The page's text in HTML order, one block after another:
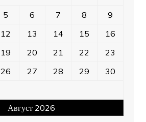
Август 2026
5 6 7 8
9
12 13 14 15
16
19 20 21 22
23
26 27 28 29
30